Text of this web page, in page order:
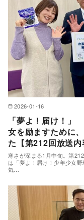
2026-01-16
「夢よ！届け！
女を励ますために
た【第212回放送内
寒さが深まる1月中旬。第
は「夢よ！届け！少年少女
気…